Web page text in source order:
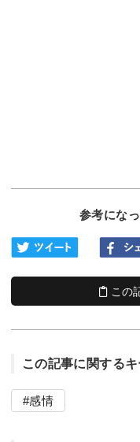
参考にな
この
この記事に関する
感情